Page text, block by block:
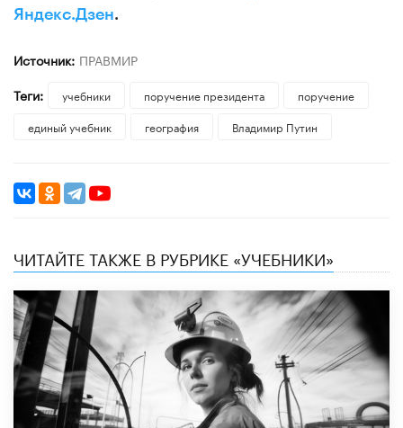
Яндекс.Дзен.
Источник: ПРАВМИР
Теги:
учебники поручение президента
поручение
единый учебник
география Владимир Путин
ЧИТАЙТЕ ТАКЖЕ В РУБРИКЕ «УЧЕБНИКИ»